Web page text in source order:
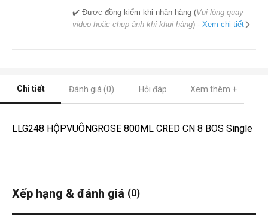
✔️ Được đồng kiểm khi nhận hàng (Vui lòng quay
video hoặc chụp ảnh khi khui hàng) - Xem chi tiết
Chi tiết Đánh giá (0) Hỏi đáp Xem thêm +
LLG248 HỘPVUÔNGROSE 800ML CRED CN 8 BOS Single
Xếp hạng & đánh giá (0)